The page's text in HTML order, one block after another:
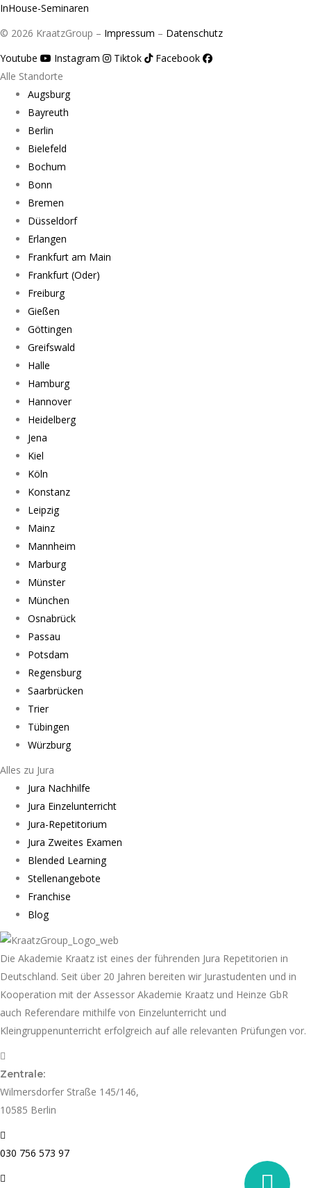
InHouse-Seminaren
© 2026 KraatzGroup – Impressum – Datenschutz
Youtube
Instagram Tiktok
Facebook
Alle Standorte
Augsburg
Bayreuth
Berlin
Bielefeld
Bochum
Bonn
Bremen
Düsseldorf
Erlangen
Frankfurt am Main
Frankfurt (Oder)
Freiburg
Gießen
Göttingen
Greifswald
Halle
Hamburg
Hannover
Heidelberg
Jena
Kiel
Köln
Konstanz
Leipzig
Mainz
Mannheim
Marburg
Münster
München
Osnabrück
Passau
Potsdam
Regensburg
Saarbrücken
Trier
Tübingen
Würzburg
Alles zu Jura
Jura Nachhilfe
Jura Einzelunterricht
Jura-Repetitorium
Jura Zweites Examen
Blended Learning
Stellenangebote
Franchise
Blog
Die Akademie Kraatz ist eines der führenden Jura Repetitorien in
Deutschland. Seit über 20 Jahren bereiten wir Jurastudenten und in
Kooperation mit der Assessor Akademie Kraatz und Heinze GbR
auch Referendare mithilfe von Einzelunterricht und
Kleingruppenunterricht erfolgreich auf alle relevanten Prüfungen vor.
Zentrale:
Wilmersdorfer Straße 145/146,
10585 Berlin
030 756 573 97